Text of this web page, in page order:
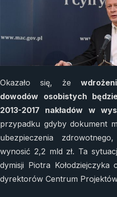
Okazało się, że
dowodów osobistych
2013-2017 nakładów w
przypadku gdyby dokument
ubezpieczenia
wynosić 2,2 mld zł. Ta
dymisji Piotra
dyrektorów Centrum